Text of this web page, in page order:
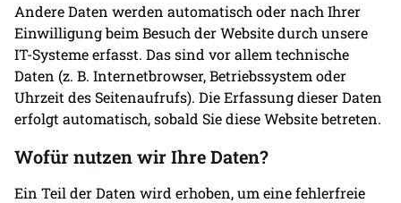
Andere Daten werden automatisch oder nach Ihrer
Einwilligung beim Besuch der Website durch unsere
IT-Systeme erfasst. Das sind vor allem technische
Daten (z. B. Internetbrowser, Betriebssystem oder
Uhrzeit des Seitenaufrufs). Die Erfassung dieser Daten
erfolgt automatisch, sobald Sie diese Website betreten.
Wofür nutzen wir Ihre Daten?
Ein Teil der Daten wird erhoben, um eine fehlerfreie